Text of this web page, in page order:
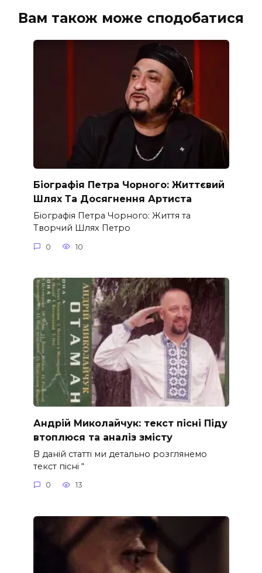
Вам також може сподобатися
Біографія Петра Чорного: Життєвий
Шлях Та Досягнення Артиста
Біографія Петра Чорного: Життя та
Творчий Шлях Петро
0 10
Андрій Миколайчук: текст пісні Піду
втоплюся та аналіз змісту
В даній статті ми детально розглянемо
текст пісні “
0 13